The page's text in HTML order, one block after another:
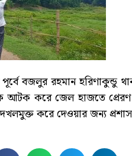
পূর্বে বজলুর রহমান
আটক করে জেল হাজতে প্রেরণ
করে দেওয়ার জন্য